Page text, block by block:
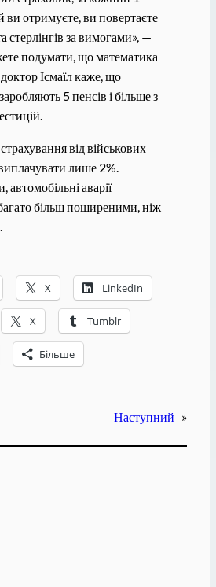
ви отримуєте, ви повертаєте
за вимогами», —
подумати, що математика
Ісмаїл каже, що
5 пенсів і більше з
від військових
лише 2%.
аварії
більш поширеними, ніж
X LinkedIn
X Tumblr
Більше
Наступний »